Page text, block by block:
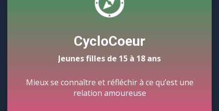
CycloCoeur
Jeunes filles de 15 à 18 ans
Mieux se connaître et réfléchir à ce qu’est une
relation amoureuse